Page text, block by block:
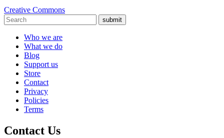
Creative Commons
submit
Who we are
What we do
Blog
Support us
Store
Contact
Privacy
Policies
Terms
Contact Us